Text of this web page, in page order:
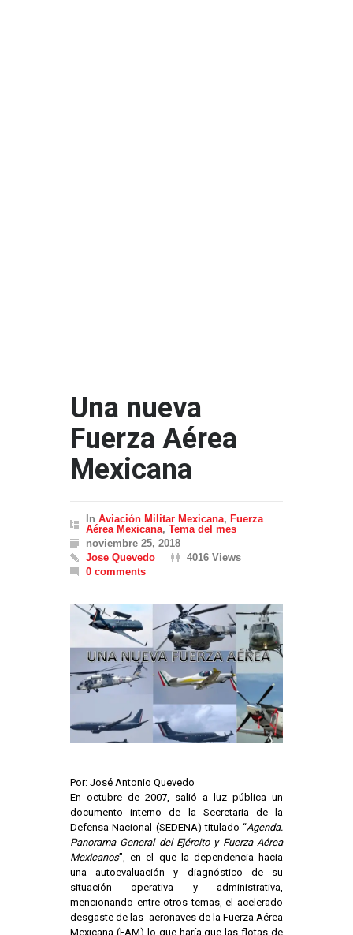
Una nueva
Fuerza Aérea
Mexicana
In Aviación Militar Mexicana, Fuerza
Aérea Mexicana, Tema del mes
noviembre 25, 2018
Jose Quevedo
4016 Views
0 comments
Por: José Antonio Quevedo
En octubre de 2007, salió a luz pública un
documento interno de la Secretaria de la
Defensa Nacional (SEDENA) titulado “Agenda.
Panorama General del Ejército y Fuerza Aérea
Mexicanos”, en el que la dependencia hacia
una autoevaluación y diagnóstico de su
situación operativa y administrativa,
mencionando entre otros temas, el acelerado
desgaste de las aeronaves de la Fuerza Aérea
Mexicana (FAM) lo que haría que las flotas de